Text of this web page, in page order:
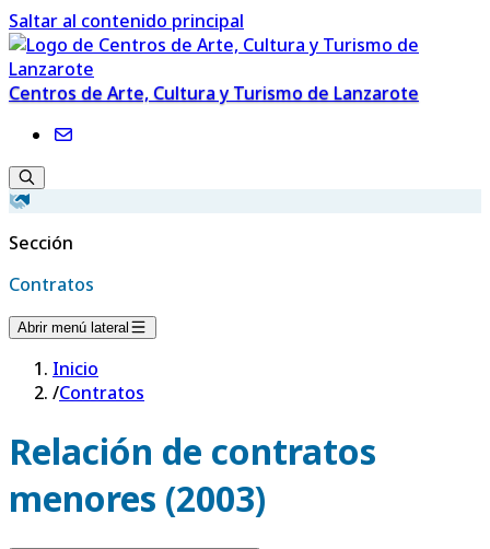
Saltar al contenido principal
Centros de Arte, Cultura y Turismo de Lanzarote
Sección
Contratos
Abrir menú lateral
Inicio
/Contratos
Relación de contratos
menores (2003)